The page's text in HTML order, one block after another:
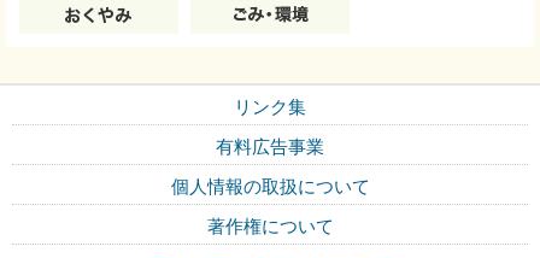
リンク集
有料広告事業
個人情報の取扱について
著作権について